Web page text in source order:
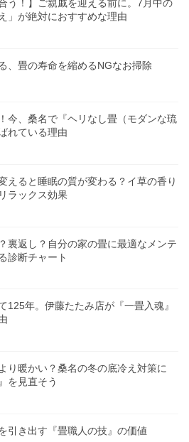
う！】ご親戚を迎える前に。7月中の
」が絶対におすすめな理由
、畳の寿命を縮めるNGなお掃除
今、桑名で『ヘリなし畳（モダンな琉
れている理由
えると睡眠の質が変わる？イ草の香り
ラックス効果
裏返し？自分の家の畳に最適なメンテ
診断チャート
125年。伊藤たたみ店が『一畳入魂』
り暖かい？桑名の冬の底冷え対策に
を見直そう
引き出す『畳職人の技』の価値